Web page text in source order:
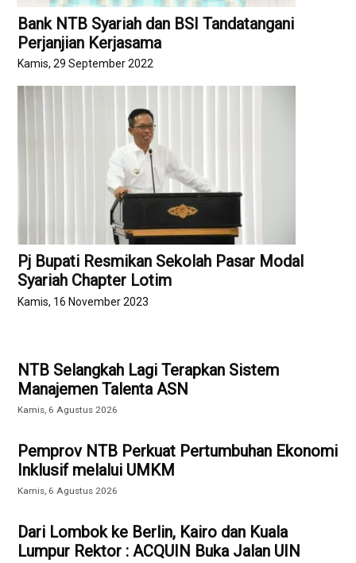
Bank NTB Syariah dan BSI Tandatangani
Perjanjian Kerjasama
Kamis, 29 September 2022
Pj Bupati Resmikan Sekolah Pasar Modal
Syariah Chapter Lotim
Kamis, 16 November 2023
NTB Selangkah Lagi Terapkan Sistem
Manajemen Talenta ASN
Kamis, 6 Agustus 2026
Pemprov NTB Perkuat Pertumbuhan Ekonomi
Inklusif melalui UMKM
Kamis, 6 Agustus 2026
Dari Lombok ke Berlin, Kairo dan Kuala
Lumpur Rektor : ACQUIN Buka Jalan UIN